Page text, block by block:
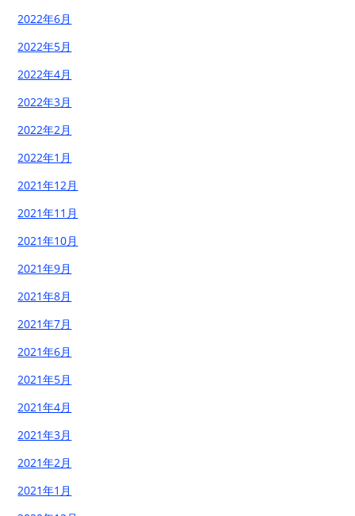
2022年6月
2022年5月
2022年4月
2022年3月
2022年2月
2022年1月
2021年12月
2021年11月
2021年10月
2021年9月
2021年8月
2021年7月
2021年6月
2021年5月
2021年4月
2021年3月
2021年2月
2021年1月